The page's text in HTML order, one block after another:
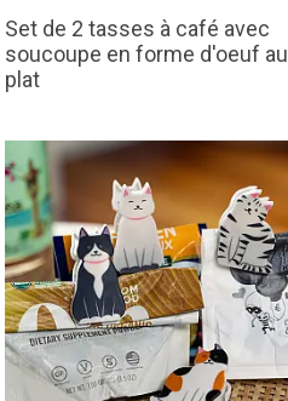
Set de 2 tasses à café avec
soucoupe en forme d'oeuf au
plat